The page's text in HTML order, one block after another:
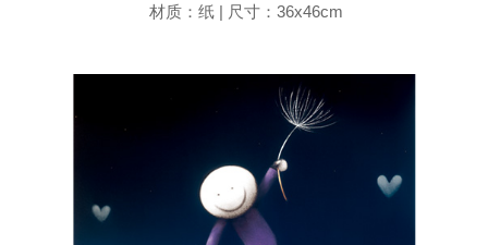
材质：纸 | 尺寸：36x46cm